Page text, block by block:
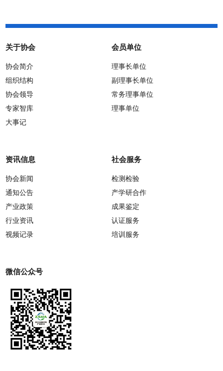
关于协会
协会简介
组织结构
协会领导
专家智库
大事记
会员单位
理事长单位
副理事长单位
常务理事单位
理事单位
资讯信息
协会新闻
通知公告
产业政策
行业资讯
视频记录
社会服务
检测检验
产学研合作
成果鉴定
认证服务
培训服务
微信公众号